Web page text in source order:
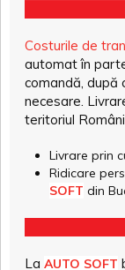
Costurile de
automat în
comandă,
necesare.
teritoriul
Livrare prin
Ridicare
SOFT din
La AUTO SOFT